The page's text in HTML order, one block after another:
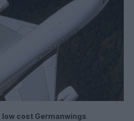
low cost Germanwings